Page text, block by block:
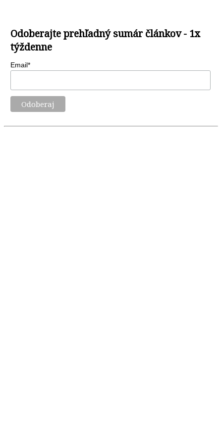
Odoberajte prehľadný sumár článkov - 1x
týždenne
Email*